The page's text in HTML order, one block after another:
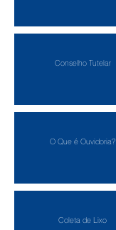
Conselho Tutelar
O Que é Ouvidoria?
Coleta de Lixo